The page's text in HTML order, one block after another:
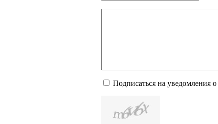
Подписаться на уведомления